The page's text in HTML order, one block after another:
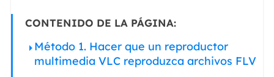
CONTENIDO DE LA PÁGINA:
Método 1. Hacer que un reproductor
multimedia VLC reproduzca archivos FLV